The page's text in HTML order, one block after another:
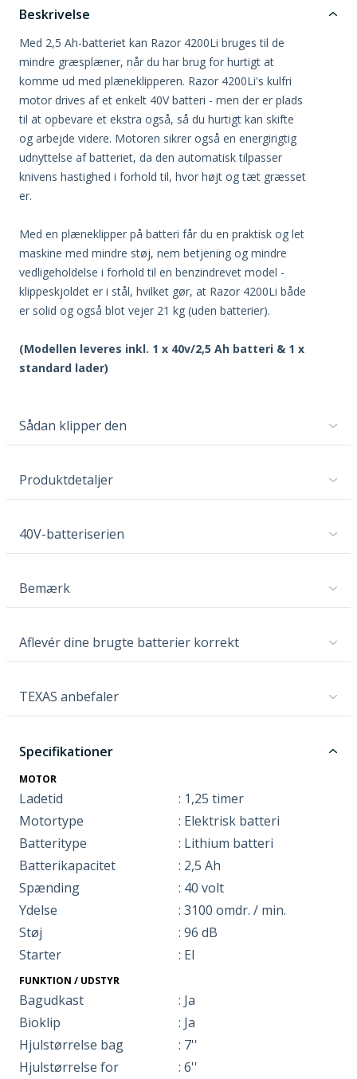
Beskrivelse
Med 2,5 Ah-batteriet kan Razor 4200Li bruges til de
mindre græsplæner, når du har brug for hurtigt at
komme ud med plæneklipperen. Razor 4200Li's kulfri
motor drives af et enkelt 40V batteri - men der er plads
til at opbevare et ekstra også, så du hurtigt kan skifte
og arbejde videre. Motoren sikrer også en energirigtig
udnyttelse af batteriet, da den automatisk tilpasser
knivens hastighed i forhold til, hvor højt og tæt græsset
er.
Med en plæneklipper på batteri får du en praktisk og let
maskine med mindre støj, nem betjening og mindre
vedligeholdelse i forhold til en benzindrevet model -
klippeskjoldet er i stål, hvilket gør, at Razor 4200Li både
er solid og også blot vejer 21 kg (uden batterier).
(Modellen leveres inkl. 1 x 40v/2,5 Ah batteri & 1 x
standard lader)
Sådan klipper den
Produktdetaljer
40V-batteriserien
Bemærk
Aflevér dine brugte batterier korrekt
TEXAS anbefaler
Specifikationer
MOTOR
Ladetid
: 1,25 timer
Motortype
: Elektrisk batteri
Batteritype
: Lithium batteri
Batterikapacitet
: 2,5 Ah
Spænding
: 40 volt
Ydelse
: 3100 omdr. / min.
Støj
: 96 dB
Starter
: El
FUNKTION / UDSTYR
Bagudkast
: Ja
Bioklip
: Ja
Hjulstørrelse bag
: 7''
Hjulstørrelse for
: 6''